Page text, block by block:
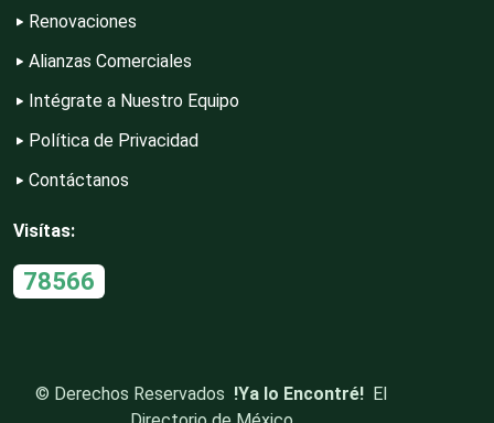
Copiadoras
Renovaciones
Alianzas Comerciales
Intégrate a Nuestro Equipo
Política de Privacidad
Contáctanos
Visítas:
78566
© Derechos Reservados !Ya lo Encontré! El